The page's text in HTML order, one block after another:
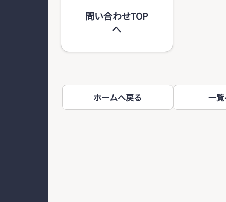
問い合わせTOP
へ
ホームへ戻る 一